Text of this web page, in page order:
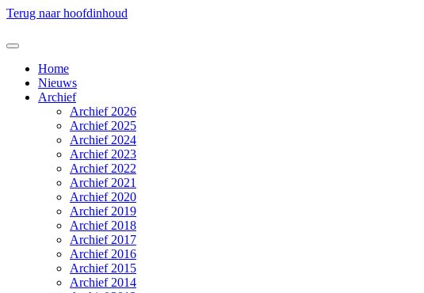
Terug naar hoofdinhoud
Home
Nieuws
Archief
Archief 2026
Archief 2025
Archief 2024
Archief 2023
Archief 2022
Archief 2021
Archief 2020
Archief 2019
Archief 2018
Archief 2017
Archief 2016
Archief 2015
Archief 2014